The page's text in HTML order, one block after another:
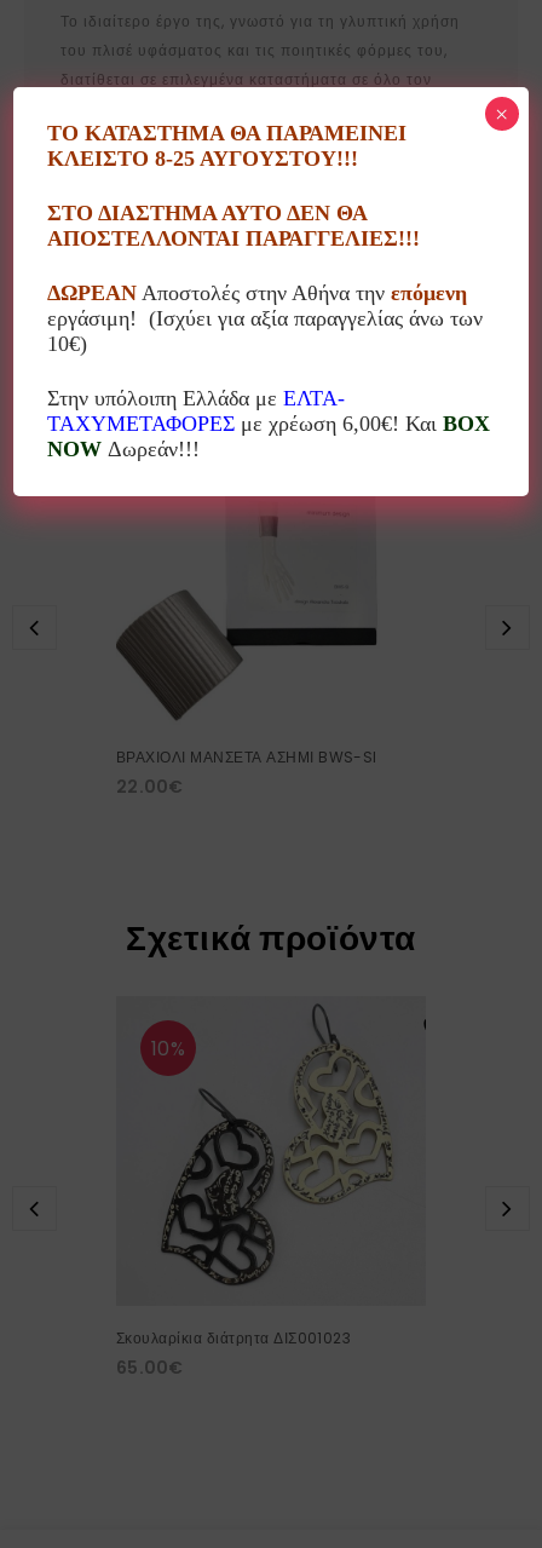
Το ιδιαίτερο έργο της, γνωστό για τη γλυπτική χρήση
του πλισέ υφάσματος και τις ποιητικές φόρμες του,
διατίθεται σε επιλεγμένα καταστήματα σε όλο τον
φιλοξενούνται σε 90 πωλητήρια μεγάλων μουσείων
τέχνης διεθνώς, επιβεβαιώνοντας την παγκόσμια
Μπορεί επίσης να σας αρέσει…
ΒΡΑΧΙΟΛΙ ΜΑΝΣΕΤΑ ΑΣΗΜΙ BWS-SI
22.00€
Σχετικά προϊόντα
10%
Σκουλαρίκια διάτρητα ΔΙΣ001023
65.00€
ΤΟ ΚΑΤΑΣΤΗΜΑ ΘΑ ΠΑΡΑΜΕΙΝΕΙ
ΚΛΕΙΣΤΟ 8-25 ΑΥΓΟΥΣΤΟΥ!!!
ΣΤΟ ΔΙΑΣΤΗΜΑ ΑΥΤΟ ΔΕΝ ΘΑ
ΑΠΟΣΤΕΛΛΟΝΤΑΙ ΠΑΡΑΓΓΕΛΙΕΣ!!!
ΔΩΡΕΑΝ Αποστολές στην Αθήνα τηνεπόμενη
εργάσιμη! (Ισχύει για αξία παραγγελίας άνω των
10€)
Στην υπόλοιπη Ελλάδα μεΕΛΤΑ-
ΤΑΧΥΜΕΤΑΦΟΡΕΣ με χρέωση 6,00€! ΚαιBOX
NOW Δωρεάν!!!
×